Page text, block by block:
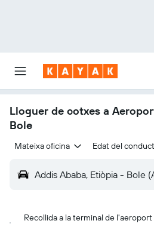
Lloguer de cotxes a
Bole
Mateixa oficina Edat del
Addis Ababa, Etiòpia - Bole
Recollida a la terminal de l'aeroport